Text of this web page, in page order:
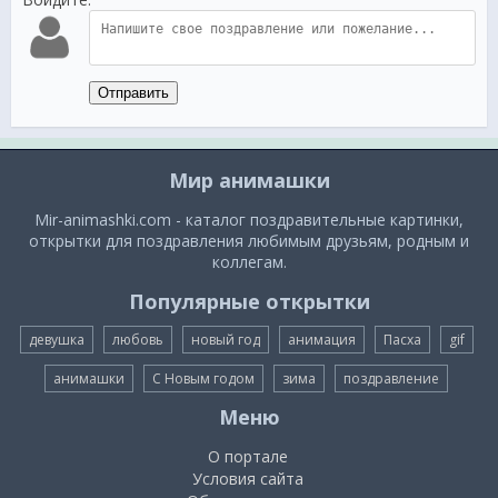
Отправить
Мир анимашки
Mir-animashki.com - каталог поздравительные картинки,
открытки для поздравления любимым друзьям, родным и
коллегам.
Популярные открытки
девушка любовь новый год анимация Пасха gif
анимашки С Новым годом зима поздравление
Меню
О портале
Условия сайта